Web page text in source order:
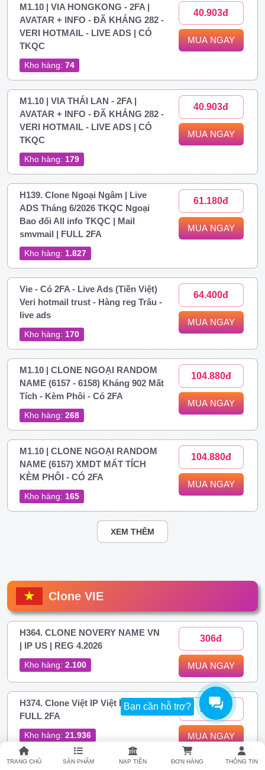
Bạn cần hỗ trợ?
TRANG CHỦ SẢN PHẨM NẠP TIỀN ĐƠN HÀNG THÔNG TIN
M1.10 | VIA HONGKONG - 2FA |
AVATAR + INFO - ĐÃ KHÁNG 282 -
VERI HOTMAIL - LIVE ADS | CÓ
TKQC
Kho hàng: 74
40.903đ
MUA NGAY
M1.10 | VIA THÁI LAN - 2FA |
AVATAR + INFO - ĐÃ KHÁNG 282 -
VERI HOTMAIL - LIVE ADS | CÓ
TKQC
Kho hàng: 179
40.903đ
MUA NGAY
H139. Clone Ngoại Ngâm | Live
ADS Tháng 6/2026 TKQC Ngoại
Bao đổi All info TKQC | Mail
smvmail | FULL 2FA
Kho hàng: 1.827
61.180đ
MUA NGAY
Vie - Có 2FA - Live Ads (Tiền Việt)
Veri hotmail trust - Hàng reg Trâu -
live ads
Kho hàng: 170
64.400đ
MUA NGAY
M1.10 | CLONE NGOẠI RANDOM
NAME (6157 - 6158) Kháng 902 Mất
Tích - Kèm Phôi - Có 2FA
Kho hàng: 268
104.880đ
MUA NGAY
M1.10 | CLONE NGOẠI RANDOM
NAME (6157) XMDT MẤT TÍCH
KÈM PHÔI - CÓ 2FA
Kho hàng: 165
104.880đ
MUA NGAY
XEM THÊM
Clone VIE
H364. CLONE NOVERY NAME VN
| IP US | REG 4.2026
Kho hàng: 2.100
306đ
MUA NGAY
H374. Clone Việt IP Việt Novery |
FULL 2FA
Kho hàng: 21.936
306đ
MUA NGAY